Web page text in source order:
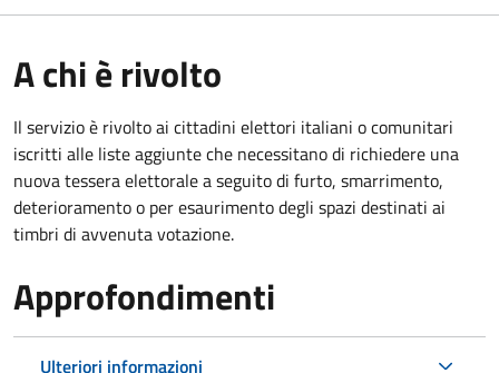
A chi è rivolto
Il servizio è rivolto ai cittadini elettori italiani o comunitari
iscritti alle liste aggiunte che necessitano di richiedere una
nuova tessera elettorale a seguito di furto, smarrimento,
deterioramento o per esaurimento degli spazi destinati ai
timbri di avvenuta votazione.
Approfondimenti
Ulteriori informazioni